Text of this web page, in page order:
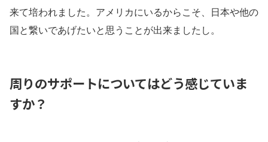
来て培われました。アメリカにいるからこそ、日本や他の
国と繋いであげたいと思うことが出来ましたし。
周りのサポートについてはどう感じていま
すか？